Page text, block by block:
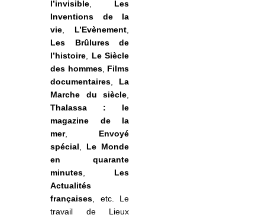
l’invisible
Les
Inventions de la
vie
L’Evènement
Les Brûlures de
l’histoire
Le Siècle
des hommes, Films
documentaires
La
Marche du siècle
Thalassa : le
magazine de la
mer, Envoyé
spécial
Le Monde
en quarante
minutes
Les
Actualités
françaises , etc. Le
travail de Lieux